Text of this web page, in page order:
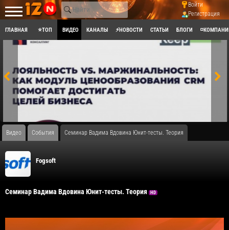
Войти
Регистрация
ГЛАВНАЯ ⭐ТОП ВИДЕО КАНАЛЫ ⚡НОВОСТИ СТАТЬИ БЛОГИ
Видео События Семинар Вадима Вдовина Юнит-тесты. Теория
Fogsoft
Семинар Вадима Вдовина Юнит-тесты. Теория HD